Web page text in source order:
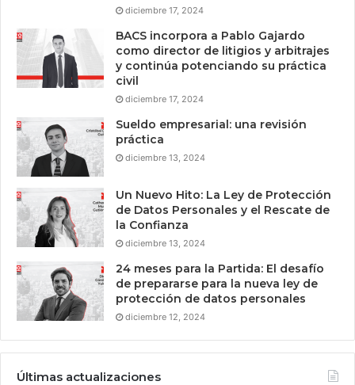
diciembre 17, 2024
BACS incorpora a Pablo Gajardo
como director de litigios y arbitrajes
y continúa potenciando su práctica
civil
diciembre 17, 2024
Sueldo empresarial: una revisión
práctica
diciembre 13, 2024
Un Nuevo Hito: La Ley de Protección
de Datos Personales y el Rescate de
la Confianza
diciembre 13, 2024
24 meses para la Partida: El desafío
de prepararse para la nueva ley de
protección de datos personales
diciembre 12, 2024
Últimas actualizaciones